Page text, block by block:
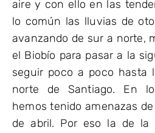
aire y con ello en las
lo común las lluvias de
avanzando de sur a norte,
el Biobío para pasar a la
seguir poco a poco hasta
norte de Santiago. En
hemos tenido amenazas
de abril. Por eso la de la